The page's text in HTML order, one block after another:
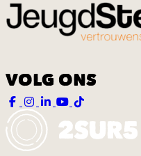
VOLG ONS